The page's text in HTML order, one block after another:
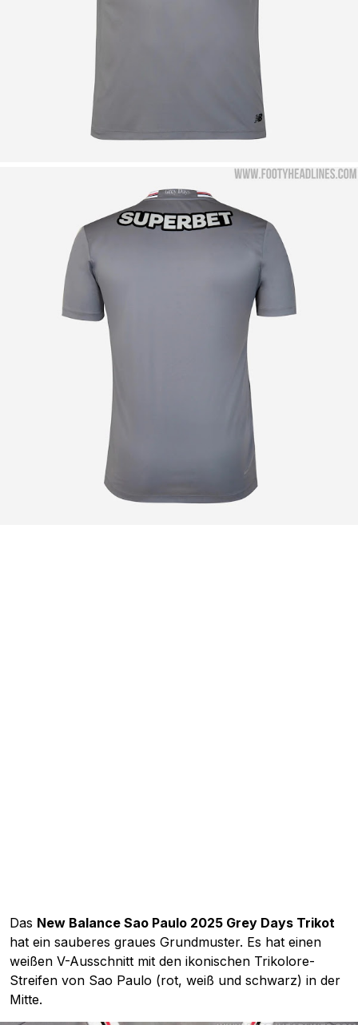
Das New Balance Sao Paulo 2025 Grey Days Trikot
hat ein sauberes graues Grundmuster. Es hat einen
weißen V-Ausschnitt mit den ikonischen Trikolore-
Streifen von Sao Paulo (rot, weiß und schwarz) in der
Mitte.